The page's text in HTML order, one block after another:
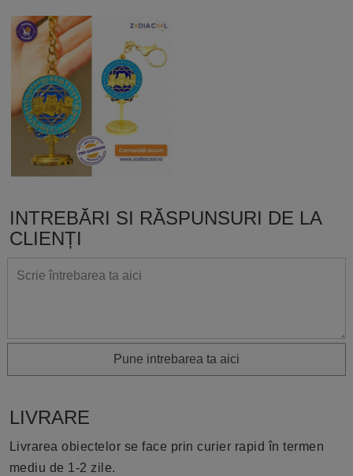
INTREBĂRI SI RĂSPUNSURI DE LA
CLIENȚI
Pune intrebarea ta aici
LIVRARE
Livrarea obiectelor se face prin curier rapid în termen
mediu de 1-2 zile.